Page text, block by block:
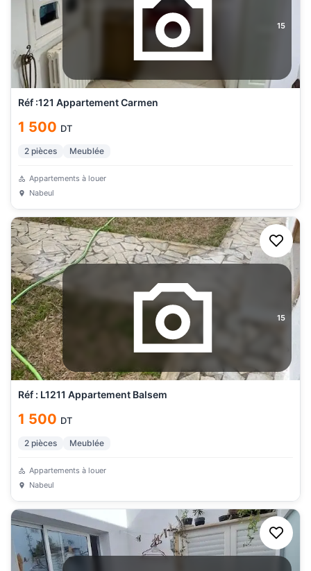
15
Réf :121 Appartement Carmen
1 500 DT
2 pièces Meublée
Appartements à louer
Nabeul
15
Réf : L1211 Appartement Balsem
1 500 DT
2 pièces Meublée
Appartements à louer
Nabeul